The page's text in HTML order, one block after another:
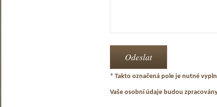
* Takto označená pole je nutné
Vaše osobní údaje budou